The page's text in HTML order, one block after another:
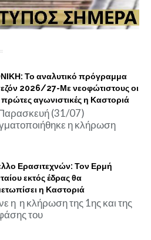
Το αναλυτικό πρόγραμμα
2026/27-Με νεοφώτιστους οι
πρώτες αγωνιστικές η Καστοριά
(31/07)
η κλήρωση
Ερασιτεχνών: Τον Ερμή
εκτός έδρας θα
η Καστοριά
η η κλήρωση της 1ης και της
του